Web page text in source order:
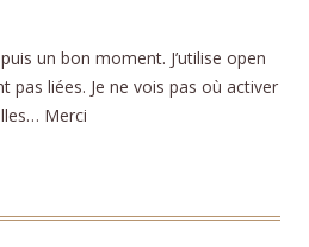
un bon moment. J’utilise open
pas liées. Je ne vois pas où activer
Merci